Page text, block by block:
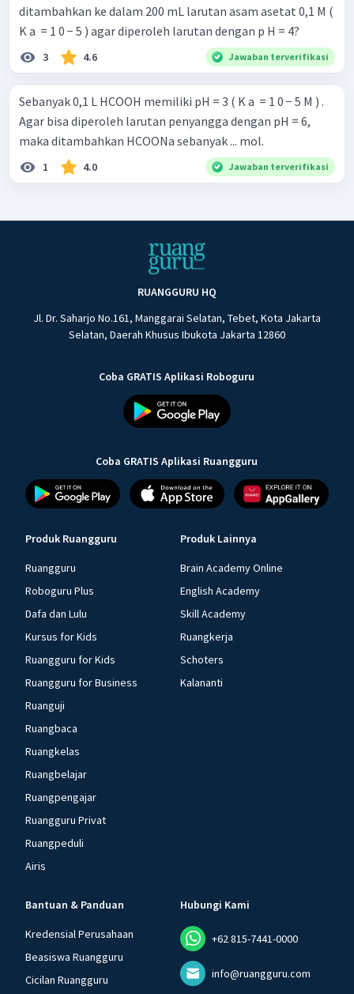
ditambahkan ke dalam 200 mL larutan asam asetat 0,1 M (
K a ​ = 1 0 − 5 ) agar diperoleh larutan dengan p H = 4?
3 4.6 Jawaban terverifikasi
Sebanyak 0,1 L HCOOH memiliki pH = 3 ( K a ​ = 1 0 − 5 M ) .
Agar bisa diperoleh larutan penyangga dengan pH = 6,
maka ditambahkan HCOONa sebanyak ... mol.
1 4.0 Jawaban terverifikasi
RUANGGURU HQ
Jl. Dr. Saharjo No.161, Manggarai Selatan, Tebet, Kota Jakarta
Selatan, Daerah Khusus Ibukota Jakarta 12860
Coba GRATIS Aplikasi Roboguru
Coba GRATIS Aplikasi Ruangguru
Produk Ruangguru
Ruangguru
Roboguru Plus
Dafa dan Lulu
Kursus for Kids
Ruangguru for Kids
Ruangguru for Business
Ruanguji
Ruangbaca
Ruangkelas
Ruangbelajar
Ruangpengajar
Ruangguru Privat
Ruangpeduli
Airis
Produk Lainnya
Brain Academy Online
English Academy
Skill Academy
Ruangkerja
Schoters
Kalananti
Bantuan & Panduan
Kredensial Perusahaan
Beasiswa Ruangguru
Cicilan Ruangguru
Hubungi Kami
+62 815-7441-0000
info@ruangguru.com